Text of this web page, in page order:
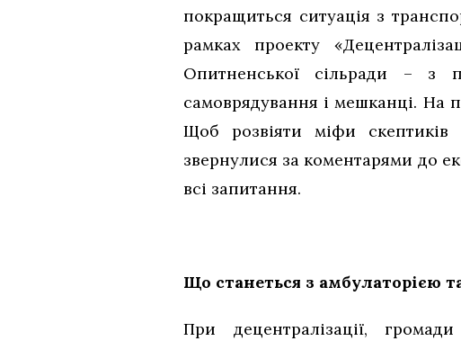
покращиться ситуація з
рамках проекту
Опитненської сільради – з
самоврядування і мешканці. На
Щоб розвіяти міфи скептиків
звернулися за коментарями до
всі запитання.
Що станеться з амбулаторією
При децентралізації,